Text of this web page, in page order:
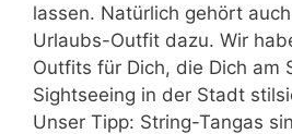
lassen. Natürlich gehört
Urlaubs-Outfit dazu. Wir
Outfits für Dich, die Dich am
Sightseeing in der Stadt
Unser Tipp: String-Tangas